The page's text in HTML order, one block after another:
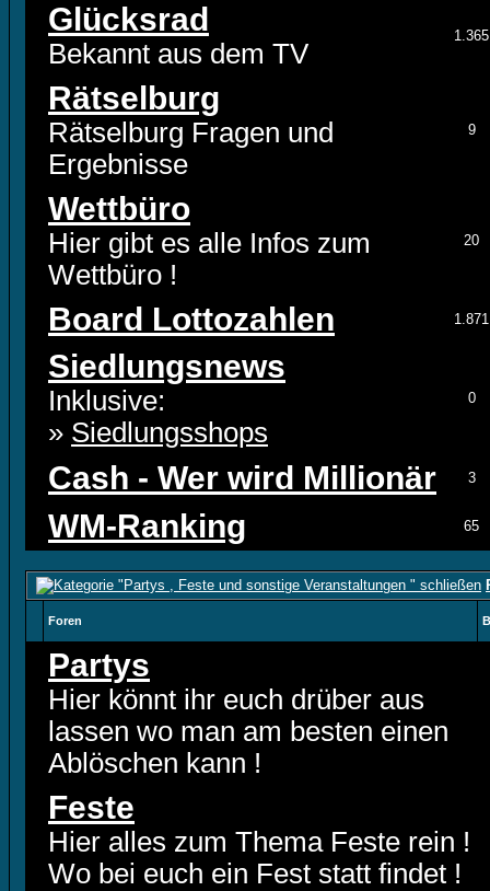
Glücksrad
Bekannt aus dem TV
1.365
Rätselburg
Rätselburg Fragen und
Ergebnisse
9
Wettbüro
Hier gibt es alle Infos zum
Wettbüro !
20
Board Lottozahlen 1.871
Siedlungsnews
Inklusive:
» Siedlungsshops
0
Cash - Wer wird Millionär 3
WM-Ranking 65
Foren
Partys
Hier könnt ihr euch drüber aus
lassen wo man am besten einen
Ablöschen kann !
Feste
Hier alles zum Thema Feste rein !
Wo bei euch ein Fest statt findet !